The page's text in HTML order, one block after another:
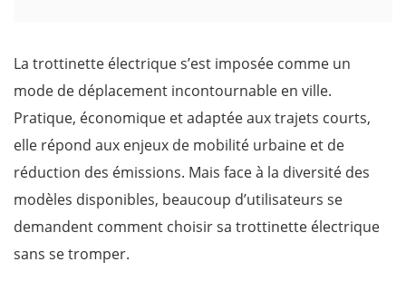
La trottinette électrique s’est imposée comme un
mode de déplacement incontournable en ville.
Pratique, économique et adaptée aux trajets courts,
elle répond aux enjeux de mobilité urbaine et de
réduction des émissions. Mais face à la diversité des
modèles disponibles, beaucoup d’utilisateurs se
demandent comment choisir sa trottinette électrique
sans se tromper.